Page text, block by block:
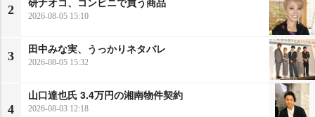
2 2026-08-05 15:10
3
田中みな実、うっかりネタバレ
2026-08-05 15:32
4
山口達也氏 3.4万円の湘南物件契約
2026-08-03 12:18